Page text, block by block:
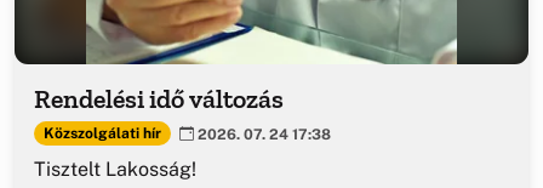
Rendelési idő változás
Közszolgálati hír 2026. 07. 24 17:38
Tisztelt Lakosság!